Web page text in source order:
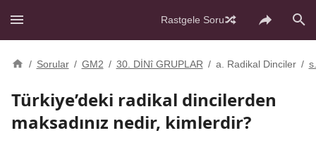
Rastgele Soru
/ Sorular / GM2 / 30. DİNî GRUPLAR / a. Radikal Dinciler /
Türkiye’deki radikal dincilerden
maksadınız nedir, kimlerdir?